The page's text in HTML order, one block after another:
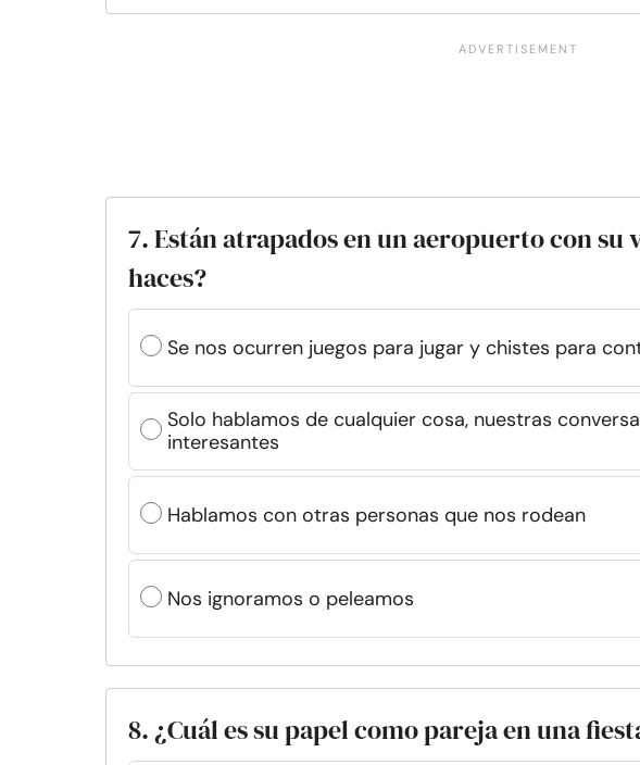
7. Están atrapados en un aeropuerto con su
haces?
Se nos ocurren juegos para jugar y chistes para
Solo hablamos de cualquier cosa, nuestras
interesantes
Hablamos con otras personas que nos rodean
Nos ignoramos o peleamos
8. ¿Cuál es su papel como pareja en una